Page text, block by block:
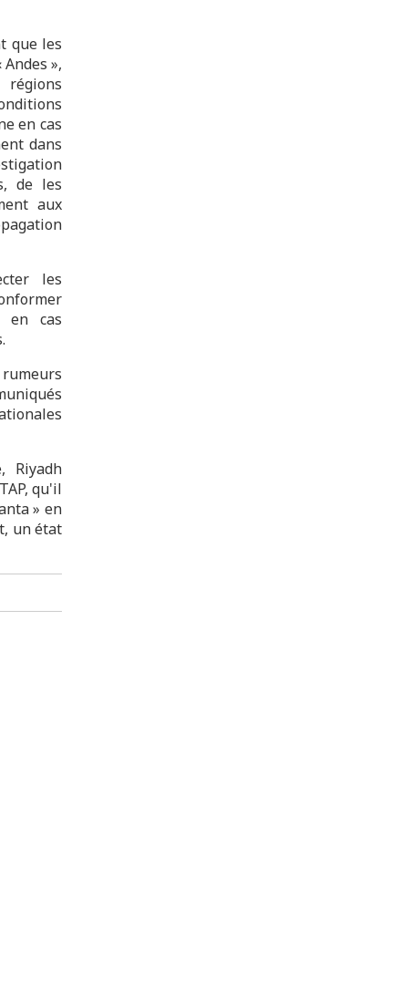
que les
»,
en cas
dans
de les
aux
les
en cas
rumeurs
Riyadh
qu'il
» en
un état